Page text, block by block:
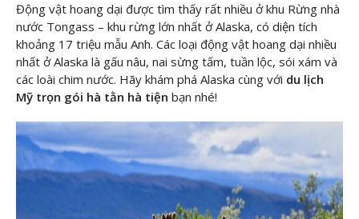
Động vật hoang dại được tìm thấy rất nhiều ở khu Rừng nhà
nước Tongass – khu rừng lớn nhất ở Alaska, có diện tích
khoảng 17 triệu mẫu Anh. Các loại động vật hoang dại nhiều
nhất ở Alaska là gấu nâu, nai sừng tấm, tuần lộc, sói xám và
các loài chim nước. Hãy khám phá Alaska cùng với du lịch
Mỹ trọn gói hà tằn hà tiện bạn nhé!